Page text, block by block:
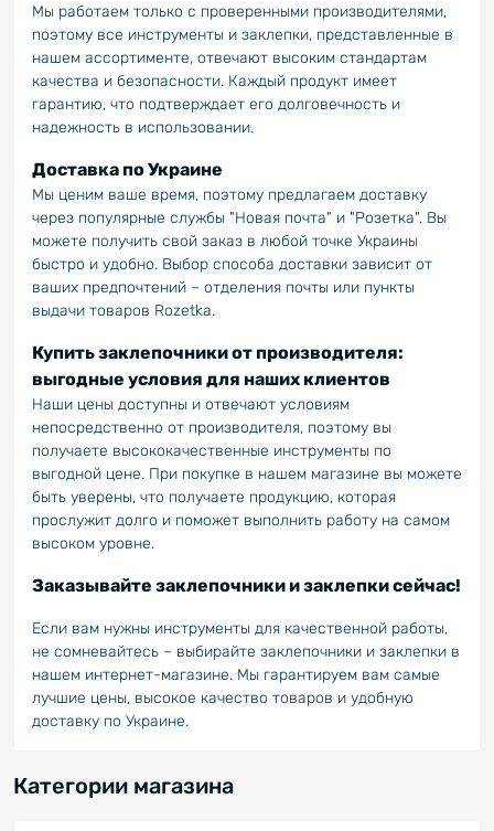
Мы работаем только с проверенными производителями,
поэтому все инструменты и заклепки, представленные в
нашем ассортименте, отвечают высоким стандартам
качества и безопасности. Каждый продукт имеет
гарантию, что подтверждает его долговечность и
надежность в использовании.
Доставка по Украине
Мы ценим ваше время, поэтому предлагаем доставку
через популярные службы "Новая почта" и "Розетка". Вы
можете получить свой заказ в любой точке Украины
быстро и удобно. Выбор способа доставки зависит от
ваших предпочтений – отделения почты или пункты
выдачи товаров Rozetka.
Купить заклепочники от производителя:
выгодные условия для наших клиентов
Наши цены доступны и отвечают условиям
непосредственно от производителя, поэтому вы
получаете высококачественные инструменты по
выгодной цене. При покупке в нашем магазине вы можете
быть уверены, что получаете продукцию, которая
прослужит долго и поможет выполнить работу на самом
высоком уровне.
Заказывайте заклепочники и заклепки сейчас!
Если вам нужны инструменты для качественной работы,
не сомневайтесь – выбирайте заклепочники и заклепки в
нашем интернет-магазине. Мы гарантируем вам самые
лучшие цены, высокое качество товаров и удобную
доставку по Украине.
Категории магазина